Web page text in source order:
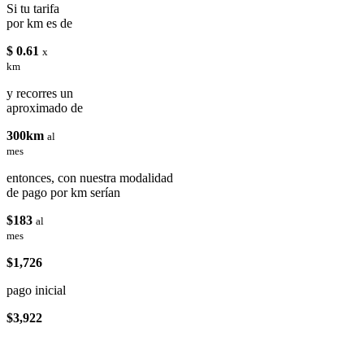
Si tu tarifa
por km es de
$ 0.61 x
km
y recorres un
aproximado de
300km al
mes
entonces, con nuestra modalidad
de pago por km serían
$183 al
mes
$1,726
pago inicial
$3,922